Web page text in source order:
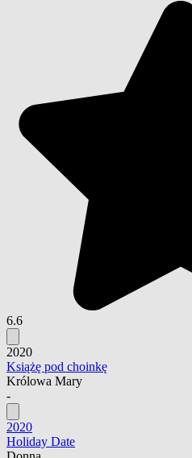
6.6
2020
Książę pod choinkę
Królowa Mary
-
2020
Holiday Date